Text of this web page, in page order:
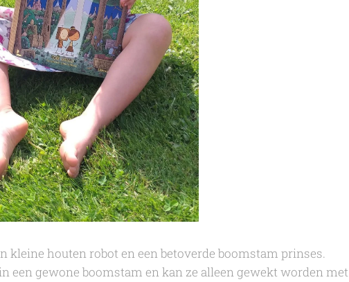
kleine houten robot en een betoverde boomstam prinses.
een gewone boomstam en kan ze alleen gewekt worden met